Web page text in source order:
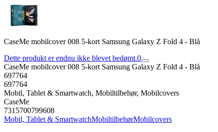
CaseMe mobilcover 008 5-kort Samsung Galaxy Z Fold 4 - Blå
Dette produkt er endnu ikke blevet bedømt.0
CaseMe mobilcover 008 5-kort Samsung Galaxy Z Fold 4 - Blå
697764
697764
Mobil, Tablet & Smartwatch, Mobiltilbehør, Mobilcovers
CaseMe
7315700799608
Mobil, Tablet & SmartwatchMobiltilbehørMobilcovers